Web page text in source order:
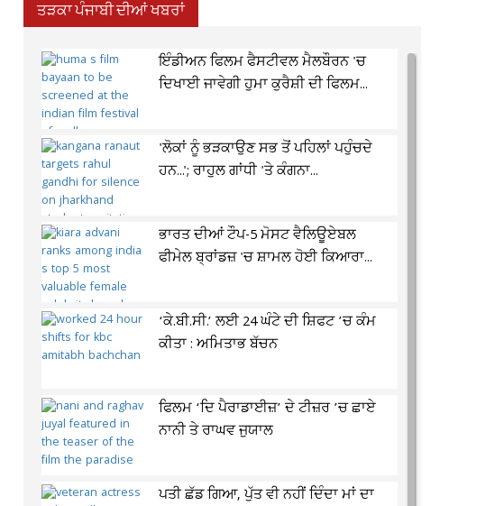
ਤੜਕਾ ਪੰਜਾਬੀ ਦੀਆਂ ਖਬਰਾਂ
ਇੰਡੀਅਨ ਫਿਲਮ ਫੈਸਟੀਵਲ ਮੈਲਬੌਰਨ 'ਚ
ਦਿਖਾਈ ਜਾਵੇਗੀ ਹੁਮਾ ਕੁਰੈਸ਼ੀ ਦੀ ਫਿਲਮ...
'ਲੋਕਾਂ ਨੂੰ ਭੜਕਾਉਣ ਸਭ ਤੋਂ ਪਹਿਲਾਂ ਪਹੁੰਚਦੇ
ਹਨ...'; ਰਾਹੁਲ ਗਾਂਧੀ 'ਤੇ ਕੰਗਨਾ...
ਭਾਰਤ ਦੀਆਂ ਟੌਪ-5 ਮੋਸਟ ਵੈਲਿਊਏਬਲ
ਫੀਮੇਲ ਬ੍ਰਾਂਡਜ਼ 'ਚ ਸ਼ਾਮਲ ਹੋਈ ਕਿਆਰਾ...
‘ਕੇ.ਬੀ.ਸੀ.’ ਲਈ 24 ਘੰਟੇ ਦੀ ਸ਼ਿਫਟ ’ਚ ਕੰਮ
ਕੀਤਾ : ਅਮਿਤਾਭ ਬੱਚਨ
ਫਿਲਮ ‘ਦਿ ਪੈਰਾਡਾਈਜ਼’ ਦੇ ਟੀਜ਼ਰ ’ਚ ਛਾਏ
ਨਾਨੀ ਤੇ ਰਾਘਵ ਜੁਯਾਲ
ਪਤੀ ਛੱਡ ਗਿਆ, ਪੁੱਤ ਵੀ ਨਹੀਂ ਦਿੰਦਾ ਮਾਂ ਦਾ